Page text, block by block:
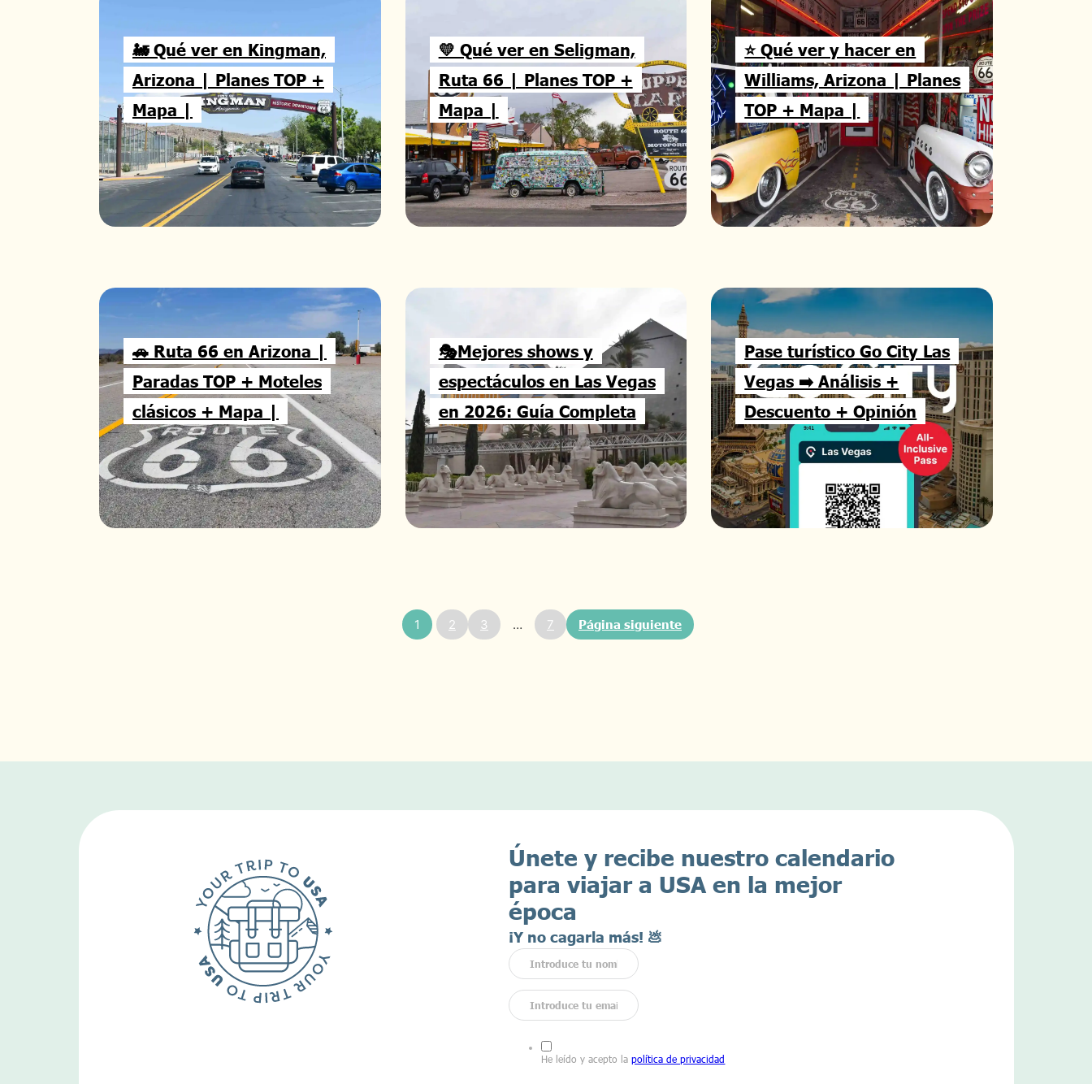
🚂 Qué ver en Kingman,
Arizona | Planes TOP +
Mapa |
💛 Qué ver en Seligman,
Ruta 66 | Planes TOP +
Mapa |
⭐ Qué ver y hacer en
Williams, Arizona | Planes
TOP + Mapa |
🚗 Ruta 66 en Arizona |
Paradas TOP + Moteles
clásicos + Mapa |
🎭Mejores shows y
espectáculos en Las Vegas
en 2026: Guía Completa
Pase turístico Go City Las
Vegas ➡️ Análisis +
Descuento + Opinión
1 2 3 … 7
Únete y recibe nuestro calendario
para viajar a USA en la mejor
época
¡Y no cagarla más! 💩
He leído y acepto lapolítica de privacidad